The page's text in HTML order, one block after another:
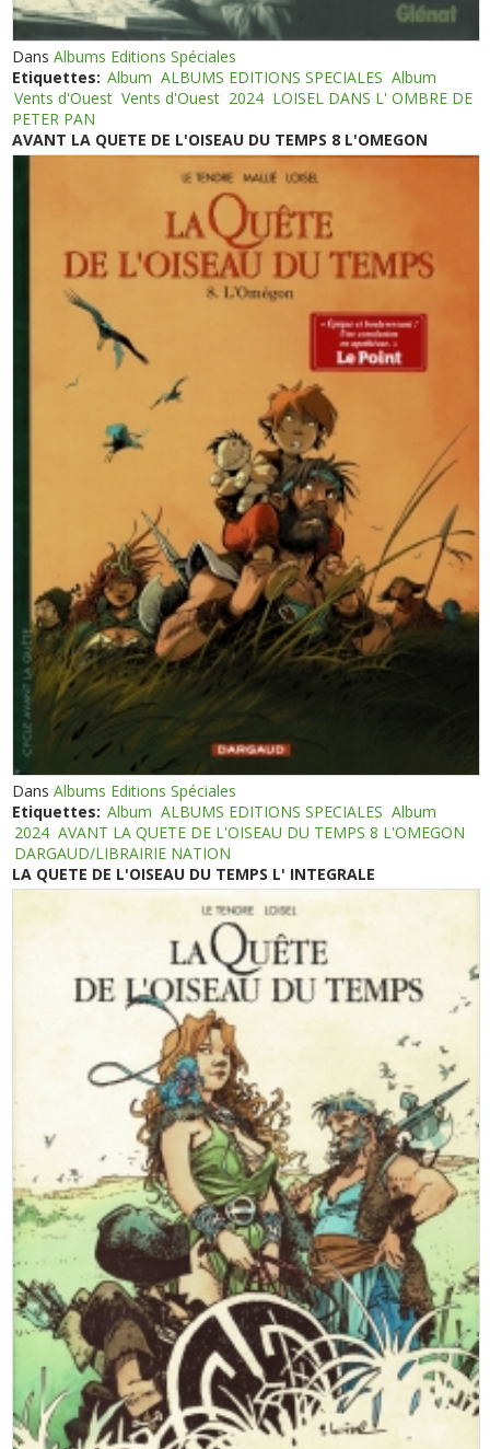
DansAlbums Editions Spéciales
Etiquettes: Album ALBUMS EDITIONS SPECIALES Album
Vents d'Ouest Vents d'Ouest 2024 LOISEL DANS L' OMBRE DE
PETER PAN
AVANT LA QUETE DE L'OISEAU DU TEMPS 8 L'OMEGON
DansAlbums Editions Spéciales
Etiquettes: Album ALBUMS EDITIONS SPECIALES Album
2024 AVANT LA QUETE DE L'OISEAU DU TEMPS 8 L'OMEGON
DARGAUD/LIBRAIRIE NATION
LA QUETE DE L'OISEAU DU TEMPS L' INTEGRALE